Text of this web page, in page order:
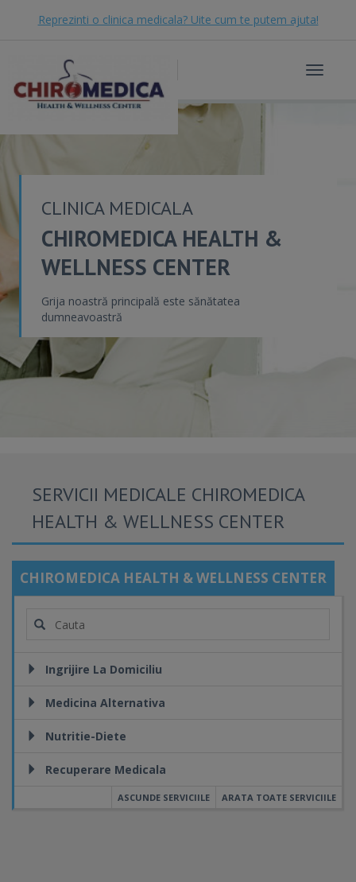
Reprezinti o clinica medicala? Uite cum te putem ajuta!
Toggle
CLINICA MEDICALA
CHIROMEDICA HEALTH &
WELLNESS CENTER
Grija noastră principală este sănătatea
dumneavoastră
SERVICII MEDICALE CHIROMEDICA
HEALTH & WELLNESS CENTER
CHIROMEDICA HEALTH & WELLNESS CENTER
Ingrijire La Domiciliu
Medicina Alternativa
Nutritie-Diete
Recuperare Medicala
ARATA TOATE SERVICIILE
ASCUNDE SERVICIILE